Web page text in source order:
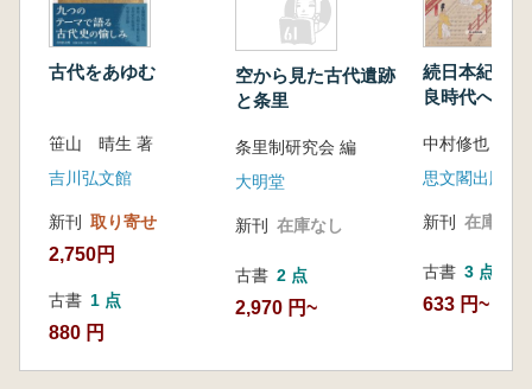
古代をあゆむ
笹山 晴生 著
吉川弘文館
新刊 取り寄せ
2,750円
古書 1 点
880 円
空から見た古代遺跡
と条里
条里制研究会 編
大明堂
新刊 在庫なし
古書 2 点
2,970 円~
続日本紀の
良時代への
中村修也 編
思文閣出版
新刊 在庫なし
古書 3 点
633 円~